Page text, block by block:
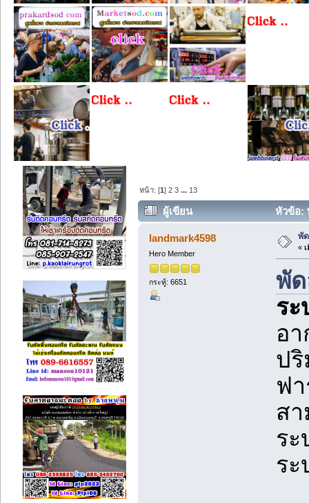
หน้า: [1]2 3 ... 13
ผู้เขียน หัวข้อ:
landmark4598
Hero Member
กระทู้: 6651
พั
«
พั
ร
อ
ป
ฟ
ส
ร
ร